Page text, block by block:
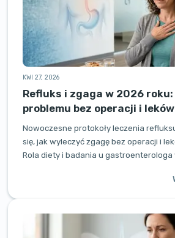
KWI 27, 2026
Refluks i zgaga w 2026
problemu bez operacji i
Nowoczesne protokoły leczenia
się, jak wyleczyć zgagę bez operacji i
Rola diety i badania u gastroenterologa